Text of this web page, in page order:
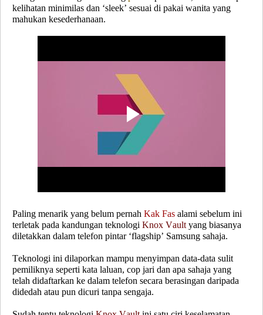
kelihatan minimilas dan ‘sleek’ sesuai di pakai wanita yang
mahukan kesederhanaan.
Paling menarik yang belum pernah Kak Fas alami sebelum ini
terletak pada kandungan teknologi Knox Vault yang biasanya
diletakkan dalam telefon pintar ‘flagship’ Samsung sahaja.
Teknologi ini dilaporkan mampu menyimpan data-data sulit
pemiliknya seperti kata laluan, cop jari dan apa sahaja yang
telah didaftarkan ke dalam telefon secara berasingan daripada
didedah atau pun dicuri tanpa sengaja.